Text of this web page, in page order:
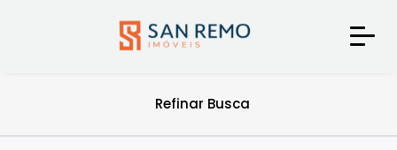
Refinar Busca